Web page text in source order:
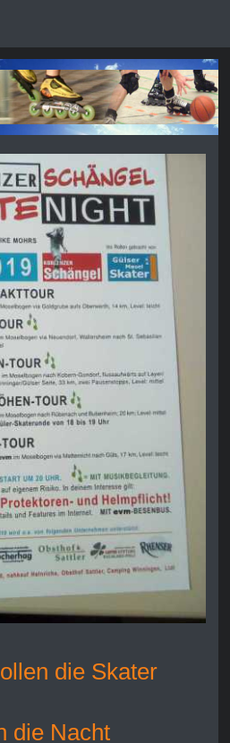
die Skater
die Nacht